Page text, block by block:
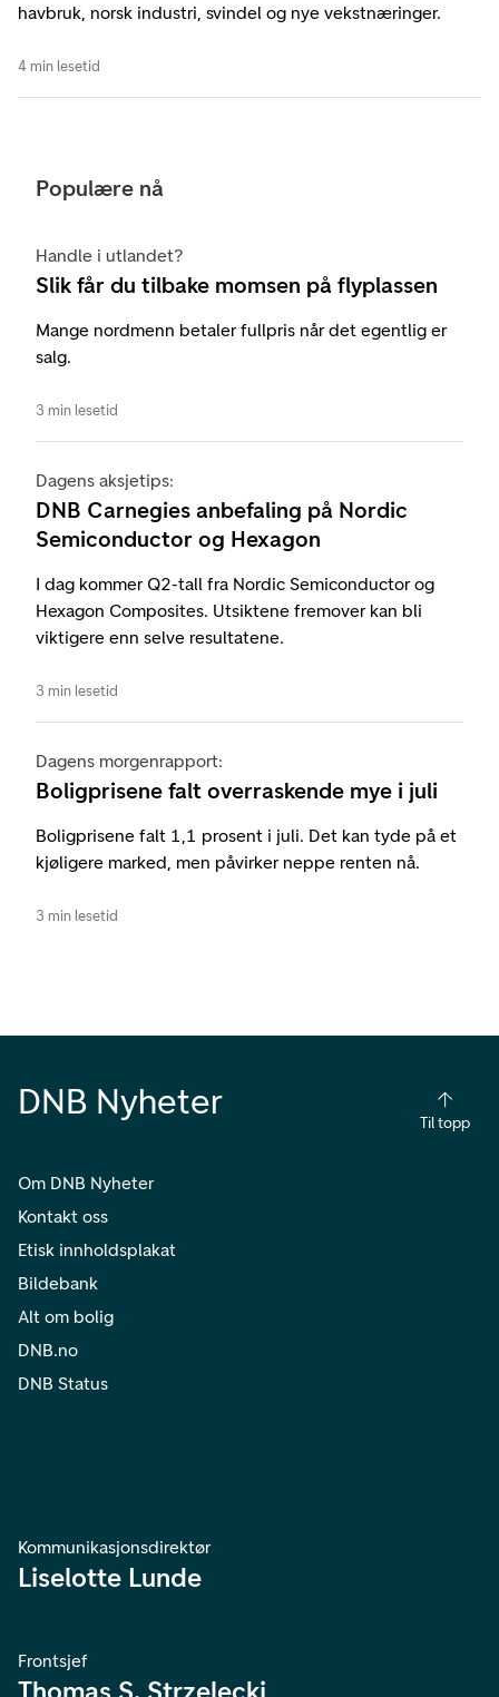
havbruk, norsk industri, svindel og nye vekstnæringer.
4 min lesetid
Populære nå
Handle i utlandet?
Slik får du tilbake momsen på flyplassen
Mange nordmenn betaler fullpris når det egentlig er
salg.
3 min lesetid
Dagens aksjetips:
DNB Carnegies anbefaling på Nordic
Semiconductor og Hexagon
I dag kommer Q2-tall fra Nordic Semiconductor og
Hexagon Composites. Utsiktene fremover kan bli
viktigere enn selve resultatene.
3 min lesetid
Dagens morgenrapport:
Boligprisene falt overraskende mye i juli
Boligprisene falt 1,1 prosent i juli. Det kan tyde på et
kjøligere marked, men påvirker neppe renten nå.
3 min lesetid
DNB Nyheter
Til topp
Om DNB Nyheter
Kontakt oss
Etisk innholdsplakat
Bildebank
Alt om bolig
DNB.no
DNB Status
Kommunikasjonsdirektør
Liselotte Lunde
Frontsjef